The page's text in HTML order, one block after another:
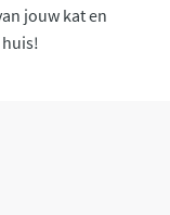
jouw kat en